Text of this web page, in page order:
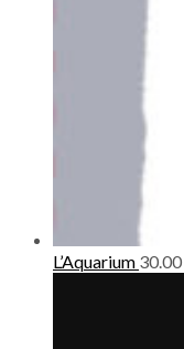
L’Aquarium 30.00